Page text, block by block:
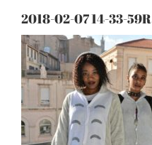
2018-02-07 14-33-59R